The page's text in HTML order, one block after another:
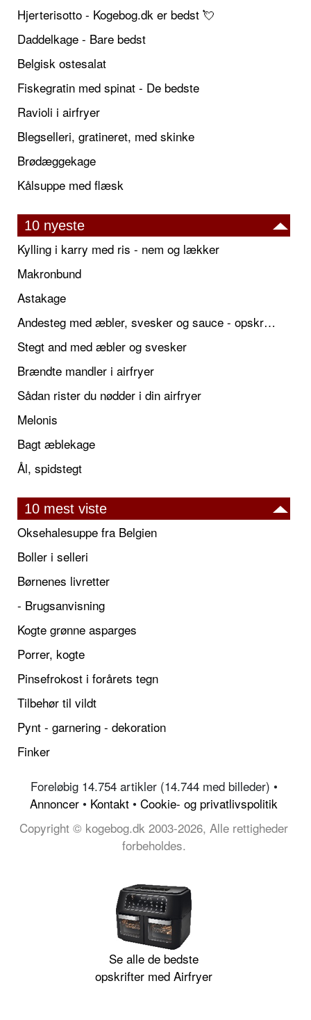
Hjerterisotto - Kogebog.dk er bedst 💘
Daddelkage - Bare bedst
Belgisk ostesalat
Fiskegratin med spinat - De bedste
Ravioli i airfryer
Blegselleri, gratineret, med skinke
Brødæggekage
Kålsuppe med flæsk
10 nyeste
Kylling i karry med ris - nem og lækker
Makronbund
Astakage
Andesteg med æbler, svesker og sauce - opskrift også til jul
Stegt and med æbler og svesker
Brændte mandler i airfryer
Sådan rister du nødder i din airfryer
Melonis
Bagt æblekage
Ål, spidstegt
10 mest viste
Oksehalesuppe fra Belgien
Boller i selleri
Børnenes livretter
- Brugsanvisning
Kogte grønne asparges
Porrer, kogte
Pinsefrokost i forårets tegn
Tilbehør til vildt
Pynt - garnering - dekoration
Finker
Foreløbig 14.754 artikler (14.744 med billeder) •
Annoncer • Kontakt • Cookie- og privatlivspolitik
Copyright © kogebog.dk 2003-2026, Alle rettigheder
forbeholdes.
Se alle de bedste
opskrifter med Airfryer